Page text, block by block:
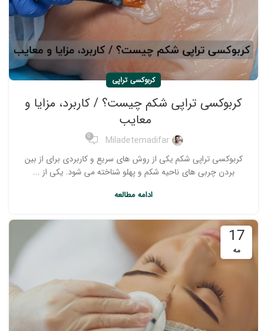
کربوکسی تراپی
کربوکسی تراپی شکم چیست؟ / کاربرد، مزایا و
معایب
Miladetemadifar
0
کربوکسی تراپی شکم یکی از روش های سریع و کاربردی برای از بین
بردن چربی های ناحیه شکم و پهلو شناخته می شود. یکی از ...
ادامه مطالعه
17
مه